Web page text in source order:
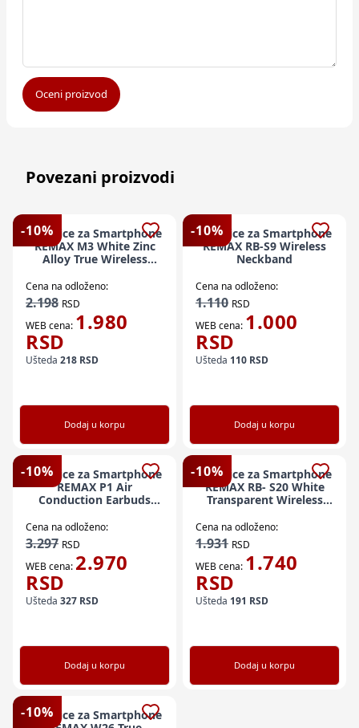
Oceni proizvod
Povezani proizvodi
-10%
Slusalice za Smartphone
REMAX M3 White Zinc
Alloy True Wireless
Cena na odloženo:
2.198 RSD
WEB cena: 1.980
RSD
Ušteda 218 RSD
Dodaj u korpu
-10%
Slusalice za Smartphone
REMAX RB-S9 Wireless
Neckband
Cena na odloženo:
1.110 RSD
WEB cena: 1.000
RSD
Ušteda 110 RSD
Dodaj u korpu
-10%
Slusalice za Smartphone
REMAX P1 Air
Conduction Earbuds
Cena na odloženo:
3.297 RSD
WEB cena: 2.970
RSD
Ušteda 327 RSD
Dodaj u korpu
-10%
Slusalice za Smartphone
REMAX RB- S20 White
Transparent Wireless
Earphone
Cena na odloženo:
1.931 RSD
WEB cena: 1.740
RSD
Ušteda 191 RSD
Dodaj u korpu
-10%
Slusalice za Smartphone